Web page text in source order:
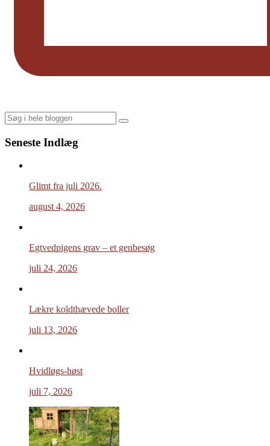
Search
Seneste Indlæg
Glimt fra juli 2026.
august 4, 2026
Egtvedpigens grav – et genbesøg
juli 24, 2026
Lækre koldthævede boller
juli 13, 2026
Hvidløgs-høst
juli 7, 2026